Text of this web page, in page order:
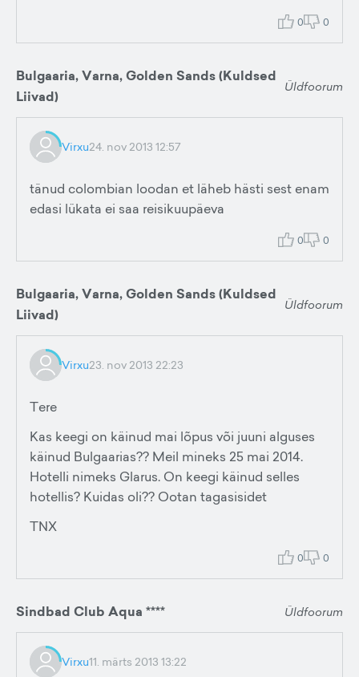
0 0
Bulgaaria, Varna, Golden Sands (Kuldsed
Liivad)
Üldfoorum
Virxu24. nov 2013 12:57
tänud colombian loodan et läheb hästi sest enam
edasi lükata ei saa reisikuupäeva
0 0
Bulgaaria, Varna, Golden Sands (Kuldsed
Liivad)
Üldfoorum
Virxu23. nov 2013 22:23
Tere
Kas keegi on käinud mai lõpus või juuni alguses
käinud Bulgaarias?? Meil mineks 25 mai 2014.
Hotelli nimeks Glarus. On keegi käinud selles
hotellis? Kuidas oli?? Ootan tagasisidet
TNX
0 0
Sindbad Club Aqua **** Üldfoorum
Virxu11. märts 2013 13:22